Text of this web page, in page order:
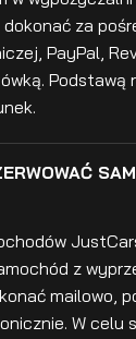
dokonać za
PayPal,
Podstawą
z
mailowo,
W celu